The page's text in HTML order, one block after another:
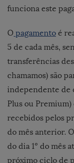
funciona este
O pagamento é
5 de cada mês,
transferências
chamamos) são
independente de
Plus ou
recebidos pelos
do mês anterior.
do dia 1º do mês
próximo ciclo de